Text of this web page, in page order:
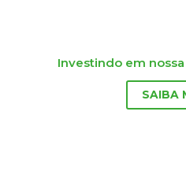
Investindo em
SAIBA